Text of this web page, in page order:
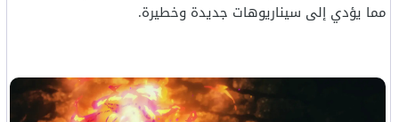
مما يؤدي إلى سيناريوهات جديدة وخطيرة.